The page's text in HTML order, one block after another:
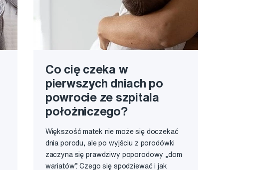
Co cię czeka w
pierwszych dniach po
powrocie ze szpitala
położniczego?
Większość matek nie może się doczekać
dnia porodu, ale po wyjściu z porodówki
zaczyna się prawdziwy poporodowy „dom
wariatów”. Czego się spodziewać i jak